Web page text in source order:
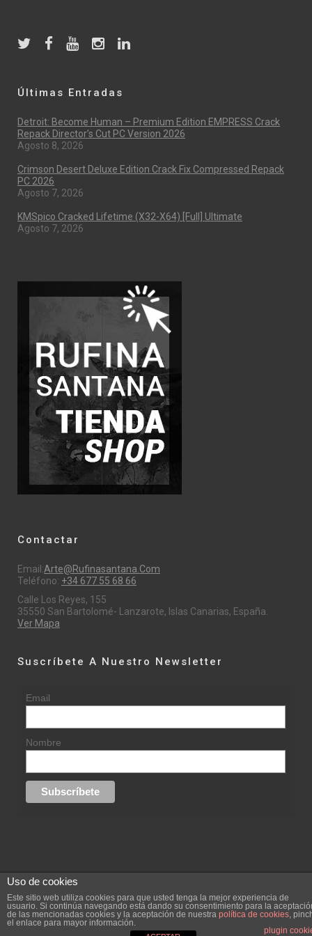
Últimas Entradas
Detroit: Become Human – Premium Edition EMPRESS Crack
Repack Director’s Cut PC Version 2026
Agosto 8, 2026
Crimson Desert Deluxe Edition Crack Fix Compressed Repack
PC 2026
Agosto 7, 2026
KMSpico Cracked Lifetime (x32-X64) [Full] Ultimate
Agosto 7, 2026
Contactar
Email:Arte@rufinasantana.com
Teléfono: +34 677 55 68 66
Calle Los Reyes, 155
35550 San Bartolomé- Lanzarote, Islas Canarias, España.
Ver Mapa
Suscríbete A Nuestro Newsletter
Email
Nombre
replica rolex datejust replica rolex day date
Creada por
Uso de cookies
Este sitio web utiliza cookies para que usted tenga la mejor experiencia de
usuario. Si continúa navegando está dando su consentimiento para la
de las mencionadas cookies y la aceptación de nuestra política de cookies,
el enlace para mayor información.
plugin